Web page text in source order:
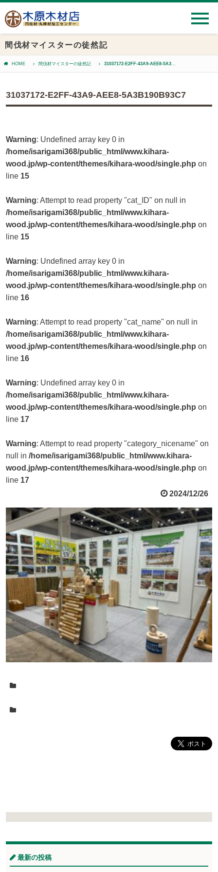
間伐材マイスターの徒然記
HOME 間伐材マイスターの徒然記 31037172-E2FF-43A9-AEE8-5A3B190B93C7
31037172-E2FF-43A9-AEE8-5A3B190B93C7
Warning: Undefined array key 0 in
/home/isarigami368/public_html/www.kihara-
wood.jp/wp-content/themes/kihara-wood/single.php on
line 15
Warning: Attempt to read property "cat_ID" on null in
/home/isarigami368/public_html/www.kihara-
wood.jp/wp-content/themes/kihara-wood/single.php on
line 15
Warning: Undefined array key 0 in
/home/isarigami368/public_html/www.kihara-
wood.jp/wp-content/themes/kihara-wood/single.php on
line 16
Warning: Attempt to read property "cat_name" on null in
/home/isarigami368/public_html/www.kihara-
wood.jp/wp-content/themes/kihara-wood/single.php on
line 16
Warning: Undefined array key 0 in
/home/isarigami368/public_html/www.kihara-
wood.jp/wp-content/themes/kihara-wood/single.php on
line 17
Warning: Attempt to read property "category_nicename" on
null in /home/isarigami368/public_html/www.kihara-
wood.jp/wp-content/themes/kihara-wood/single.php on
line 17
2024/12/26
最新の投稿